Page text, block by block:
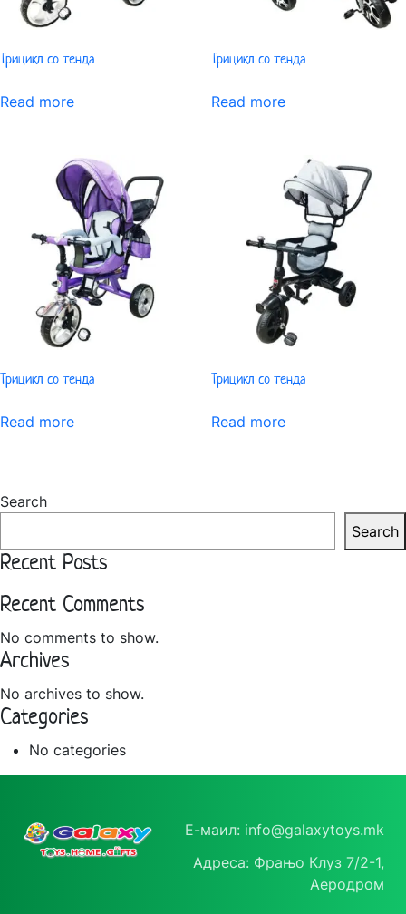
Трицикл со тенда
Read more
Трицикл со тенда
Read more
Трицикл со тенда
Read more
Трицикл со тенда
Read more
Search
Search
Recent Posts
Recent Comments
No comments to show.
Archives
No archives to show.
Categories
No categories
Е-маил: info@galaxytoys.mk
Адреса: Фрањо Клуз 7/2-1,
Аеродром